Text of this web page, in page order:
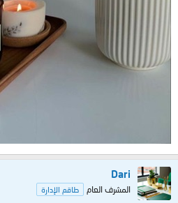
Dari
المشرف العام طاقم الإدارة